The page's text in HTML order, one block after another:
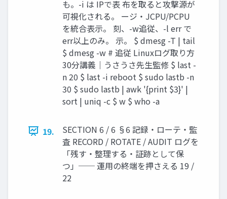
も。-i は IPで表 布を取ると攻撃源が
可視化される。 ージ・JCPU/PCPU
を統合表示。 刻、-w追従、-l err で
err以上のみ。 示。 $ dmesg -T | tail
$ dmesg -w # 追従 Linuxログ取り方
30分講義｜うさうさ先生監修 $ last -
n 20 $ last -i reboot $ sudo lastb -n
30 $ sudo lastb | awk '{print $3}' |
sort | uniq -c $ w $ who -a
19.
SECTION 6 / 6 §6 記録・ローテ・監
査 RECORD / ROTATE / AUDIT ログを
「残す・整理する・証跡として保
つ」── 運用の終端を押さえる 19 /
22